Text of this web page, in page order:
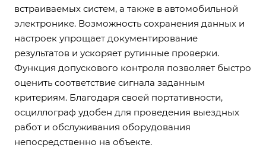
встраиваемых систем, а также в автомобильной
электронике. Возможность сохранения данных и
настроек упрощает документирование
результатов и ускоряет рутинные проверки.
Функция допускового контроля позволяет быстро
оценить соответствие сигнала заданным
критериям. Благодаря своей портативности,
осциллограф удобен для проведения выездных
работ и обслуживания оборудования
непосредственно на объекте.